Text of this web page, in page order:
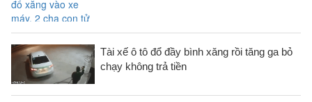
Tài xế ô tô đổ đầy bình xăng rồi tăng ga bỏ
chạy không trả tiền